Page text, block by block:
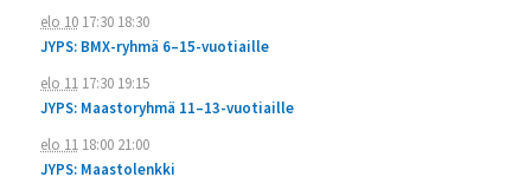
elo 1017:30 18:30
JYPS: BMX-ryhmä 6–15-vuotiaille
elo 1117:30 19:15
JYPS: Maastoryhmä 11–13-vuotiaille
elo 1118:00 21:00
JYPS: Maastolenkki